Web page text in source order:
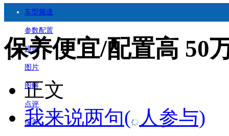
车型频道
参数配置
碰撞
图片
图解
点评
保养
保养便宜/配置高 50
正文
我来说两句( 人参与)